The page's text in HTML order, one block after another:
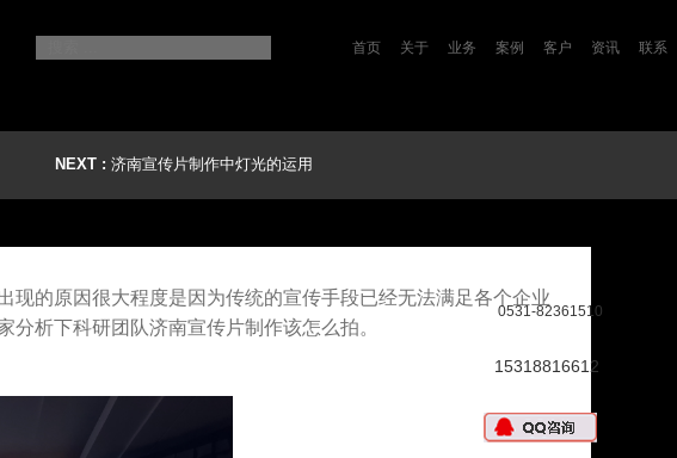
0531-82361510
15318816612
首页 关于 业务 案例 客户 资讯 联系
NEXT : 济南宣传片制作中灯光的运用
的原因很大程度是因为传统的宣传手段已经无法满足各个企业
析下科研团队济南宣传片制作该怎么拍。